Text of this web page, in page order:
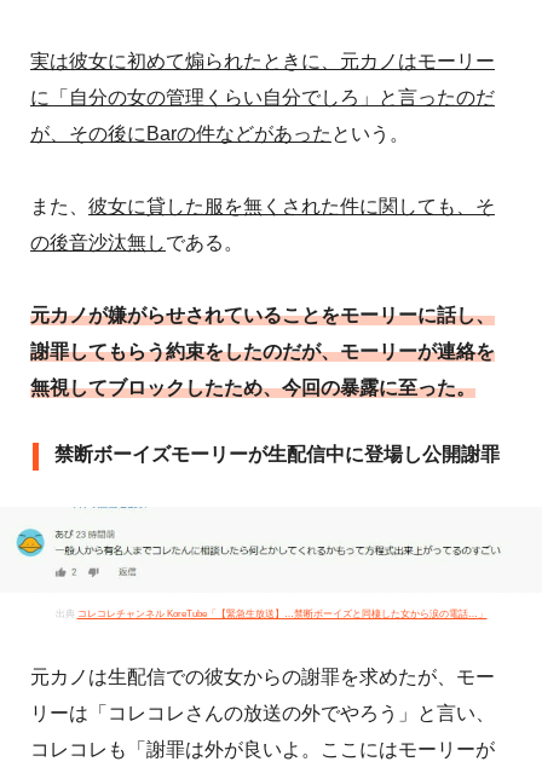
実は彼女に初めて煽られたときに、元カノはモーリー
に「自分の女の管理くらい自分でしろ」と言ったのだ
が、その後にBarの件などがあった という。
また、 彼女に貸した服を無くされた件に関しても、そ
の後音沙汰無しである。
元カノが嫌がらせされていることをモーリーに話し、
謝罪してもらう約束をしたのだが、モーリーが連絡を
無視してブロックしたため、今回の暴露に至った。
禁断ボーイズモーリーが生配信中に登場し公開謝罪
出典 コレコレチャンネル KoreTube「【緊急生放送】…禁断ボーイズと同棲した女から涙の電話…」
元カノは生配信での彼女からの謝罪を求めたが、モー
リーは「コレコレさんの放送の外でやろう」と言い、
コレコレも「謝罪は外が良いよ。ここにはモーリーが